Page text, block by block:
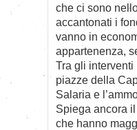
che ci sono
accantonati i
vanno in
appartenenza,
Tra gli interventi
piazze della
Salaria e
Spiega ancora
che hanno